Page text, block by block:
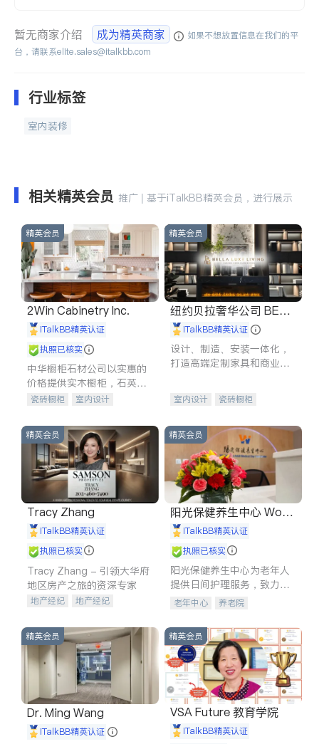
暂无商家介绍 成为精英商家
如果不想放置信息在我们的平
台，请联系elite.sales@italkbb.com
行业标签
室内装修
相关精英会员 推广 | 基于iTalkBB精英会员，进行展示
精英会员
2Win Cabinetry Inc.
iTalkBB精英认证
执照已核实
中华橱柜石材公司以实惠的
价格提供实木橱柜，石英石
台面，多种优质不锈钢水
质厨房，家的选择。
瓷砖橱柜
室内设计
室内装修
精英会员
纽约贝拉奢华公司 BELL
A LUXE
iTalkBB精英认证
设计、制造、安装一体化，
打造高端定制家具和商业空
室内设计
瓷砖橱柜
售前软装staging
室内装修
精英会员
Tracy Zhang
iTalkBB精英认证
执照已核实
Tracy Zhang - 引领大华府
地区房产之旅的资深专家
地产经纪
地产经纪
商铺租售
开发商建商
精英会员
阳光保健养生中心 World
shine
iTalkBB精英认证
执照已核实
阳光保健养生中心为老年人
提供日间护理服务，致力于
通过持续的护理创新来有效
老年中心 养老院
精英会员
Dr. Ming Wang
iTalkBB精英认证
精英会员
VSA Future 教育学院
iTalkBB精英认证